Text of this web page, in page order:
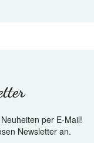
per E-Mail!
Newsletter an.